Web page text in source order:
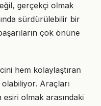
gerçekçi olmak
sürdürülebilir bir
çok önüne
hem kolaylaştıran
Araçları
olmak arasındaki